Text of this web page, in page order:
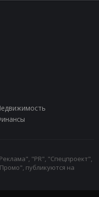
"PR", "Спецпроект",
публикуются на